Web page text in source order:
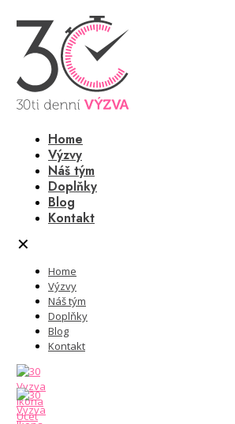
Home
Výzvy
Náš tým
Doplňky
Blog
Kontakt
✕
Home
Výzvy
Náš tým
Doplňky
Blog
Kontakt